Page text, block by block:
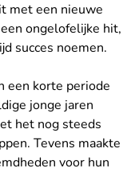
met een nieuwe
ongelofelijke hit,
succes noemen.
een korte periode
jonge jaren
het nog steeds
Tevens maakte
voor hun